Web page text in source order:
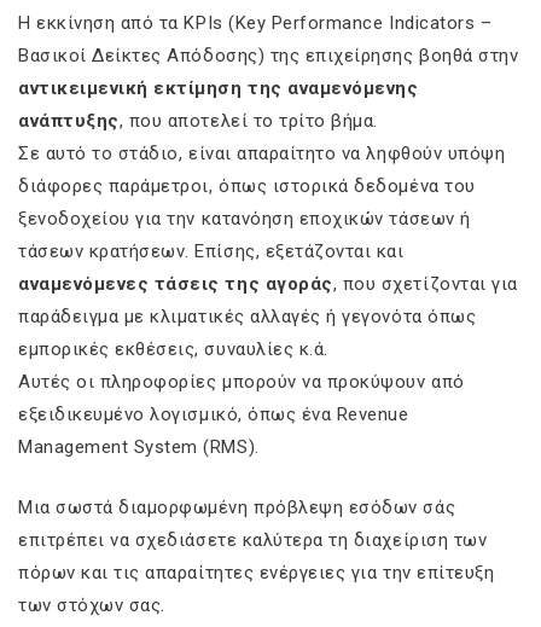
Η εκκίνηση από τα KPIs (Key Performance Indicators –
Βασικοί Δείκτες Απόδοσης) της επιχείρησης βοηθά στην
αντικειμενική εκτίμηση της αναμενόμενης
ανάπτυξης, που αποτελεί το τρίτο βήμα.
Σε αυτό το στάδιο, είναι απαραίτητο να ληφθούν υπόψη
διάφορες παράμετροι, όπως ιστορικά δεδομένα του
ξενοδοχείου για την κατανόηση εποχικών τάσεων ή
τάσεων κρατήσεων. Επίσης, εξετάζονται και
αναμενόμενες τάσεις της αγοράς, που σχετίζονται για
παράδειγμα με κλιματικές αλλαγές ή γεγονότα όπως
εμπορικές εκθέσεις, συναυλίες κ.ά.
Αυτές οι πληροφορίες μπορούν να προκύψουν από
εξειδικευμένο λογισμικό, όπως ένα Revenue
Management System (RMS).
Μια σωστά διαμορφωμένη πρόβλεψη εσόδων σάς
επιτρέπει να σχεδιάσετε καλύτερα τη διαχείριση των
πόρων και τις απαραίτητες ενέργειες για την επίτευξη
των στόχων σας.